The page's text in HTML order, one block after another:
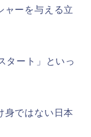
ャーを与える立
タート」といっ
身ではない日本